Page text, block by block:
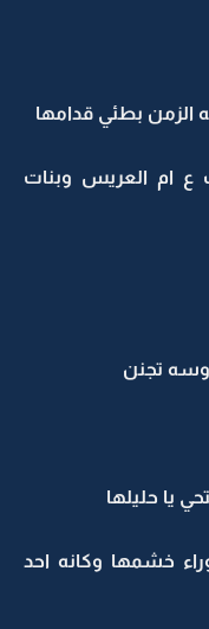
الزمن بطئي قدامها
ع ام العريس وبنات
تجنن
يا حليلها
خشمها وكانه احد